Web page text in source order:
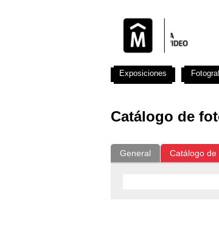
Catálogo de
General Catálogo
Exposiciones